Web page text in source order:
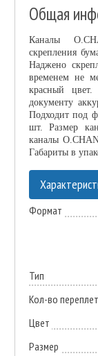
Общая
Каналы
скрепления
Наджено
временем не
красный
документу
Подходит под
шт. Размер
каналы
Габариты в
Формат
Тип
Кол-во
Цвет
Размер